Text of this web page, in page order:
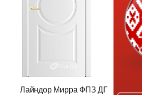
Лайндор Мирра ФПЗ ДГ